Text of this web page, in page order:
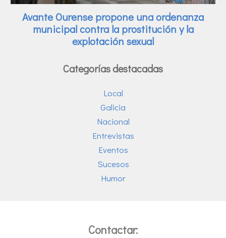
Categorías destacadas
Local
Galicia
Nacional
Entrevistas
Eventos
Sucesos
Humor
Contactar: